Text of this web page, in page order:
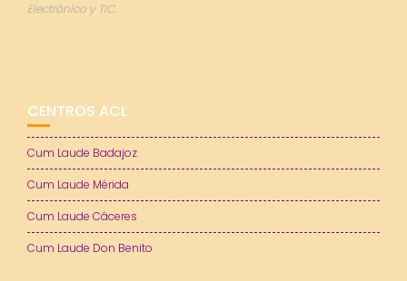
Electrónico y TIC.
CENTROS ACL
Cum Laude Badajoz
Cum Laude Mérida
Cum Laude Cáceres
Cum Laude Don Benito